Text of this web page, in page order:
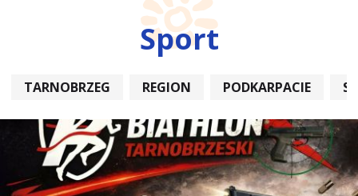
Sport
TARNOBRZEG REGION PODKARPACIE